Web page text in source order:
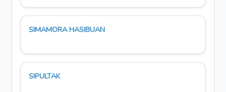
SIMAMORA HASIBUAN
SIPULTAK